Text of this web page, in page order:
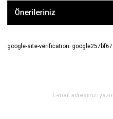
Önerileriniz
google-site-verification: